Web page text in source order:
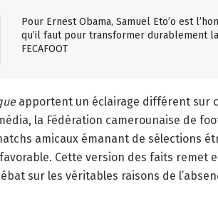
Pour Ernest Obama, Samuel Eto’o est
qu’il faut pour transformer durablement la
FECAFOOT
apportent un éclairage différent sur
la Fédération camerounaise de
amicaux émanant de sélections
Cette version des faits remet
sur les véritables raisons de